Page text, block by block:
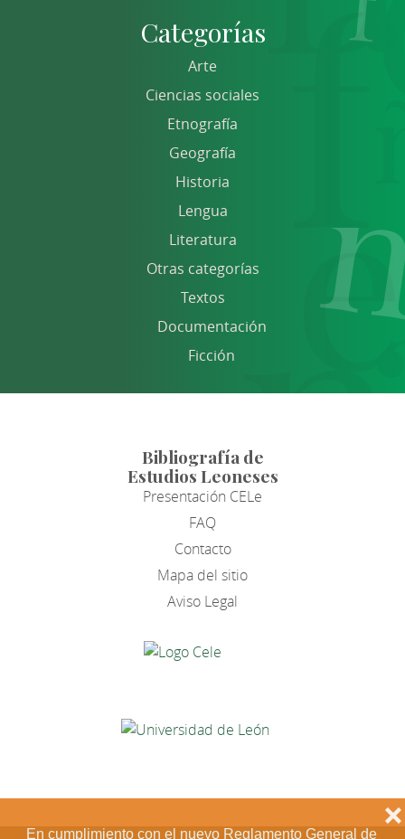
En cumplimiento con el nuevo Reglamento General de
❌
Categorías
Arte
Ciencias sociales
Etnografía
Geografía
Historia
Lengua
Literatura
Otras categorías
Textos
Documentación
Ficción
Bibliografía de
Estudios Leoneses
Presentación CELe
FAQ
Contacto
Mapa del sitio
Aviso Legal